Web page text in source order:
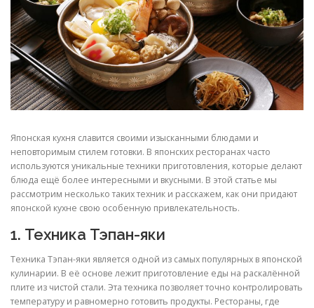
Японская кухня славится своими изысканными блюдами и
неповторимым стилем готовки. В японских ресторанах часто
используются уникальные техники приготовления, которые делают
блюда ещё более интересными и вкусными. В этой статье мы
рассмотрим несколько таких техник и расскажем, как они придают
японской кухне свою особенную привлекательность.
1. Техника Тэпан-яки
Техника Тэпан-яки является одной из самых популярных в японской
кулинарии. В её основе лежит приготовление еды на раскалённой
плите из чистой стали. Эта техника позволяет точно контролировать
температуру и равномерно готовить продукты. Рестораны, где